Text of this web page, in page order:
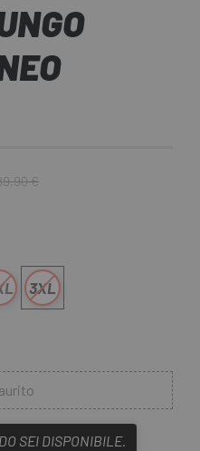
€
3XL
SEI DISPONIBILE.